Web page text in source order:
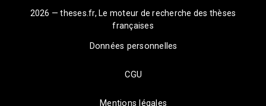
2026 — theses.fr, Le moteur de recherche des thèses
françaises
Données personnelles
CGU
Mentions légales